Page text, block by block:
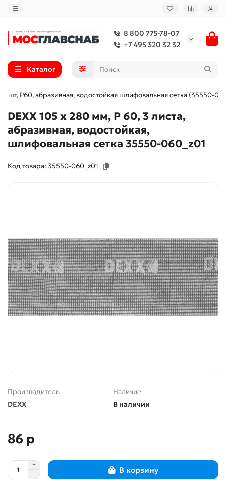
8 800 775-78-07
+7 495 320 32 32
Каталог
3 шт, Р60, абразивная, водостойкая шлифовальная сетка (35550-
DEXX 105 х 280 мм, Р 60, 3 листа,
абразивная, водостойкая,
шлифовальная сетка 35550-060_z01
Код товара: 35550-060_z01
Производитель
DEXX
Наличие
В наличии
86 р
В корзину